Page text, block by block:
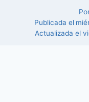
Publicada el
Actualizada el